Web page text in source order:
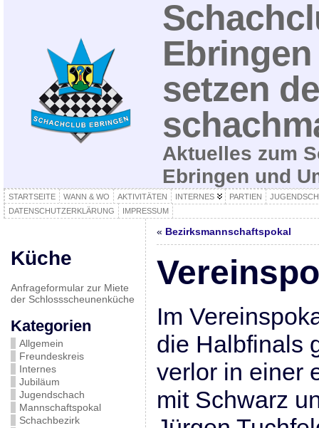
setzen
Aktuelles zum
Ebringen und
STARTSEITE WANN & WO AKTIVITÄTEN INTERNES PARTIEN
DATENSCHUTZERKLÄRUNG
IMPRESSUM
Küche
Anfrageformular zur Miete
der Schlossscheunenküche
Kategorien
Allgemein
Freundeskreis
Internes
Jubiläum
Jugendschach
Mannschaftspokal
Schachbezirk
« Bezirksmannschaftspokal
Im
die Halbfinals
verlor in einer
mit Schwarz